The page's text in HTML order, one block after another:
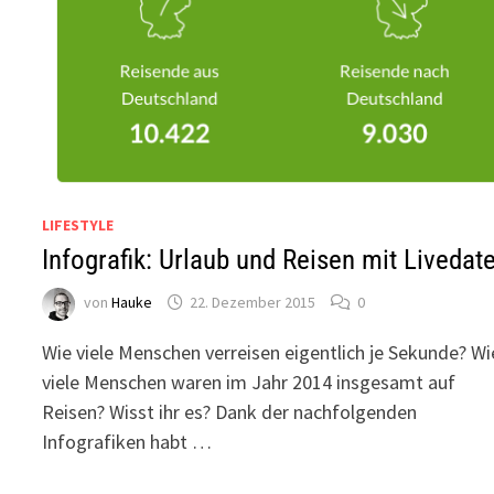
LIFESTYLE
Infografik: Urlaub und Reisen mit
vonHauke 22. Dezember 2015 0
Wie viele Menschen verreisen eigentlich je Sekunde?
viele Menschen waren im Jahr 2014 insgesamt auf
Reisen? Wisst ihr es? Dank der nachfolgenden
Infografiken habt …